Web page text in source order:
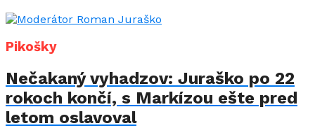
Pikošky
Nečakaný vyhadzov: Juraško po 22
rokoch končí, s Markízou ešte pred
letom oslavoval